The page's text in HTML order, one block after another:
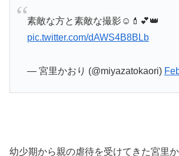
素敵な方と素敵な撮影☺️💄💕👑
pic.twitter.com/dAWS4B8BLb
— 宮里かおり (@miyazatokaori)
幼少期から親の虐待を受けてきた宮里か